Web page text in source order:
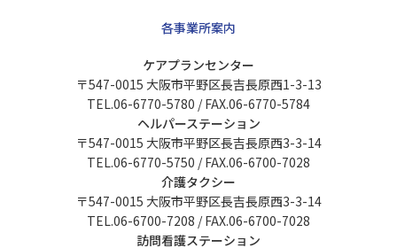
各事業所案内
ケアプランセンター
〒547-0015 大阪市平野区長吉長原西1-3-13
TEL.06-6770-5780 / FAX.06-6770-5784
ヘルパーステーション
〒547-0015 大阪市平野区長吉長原西3-3-14
TEL.06-6770-5750 / FAX.06-6700-7028
介護タクシー
〒547-0015 大阪市平野区長吉長原西3-3-14
TEL.06-6700-7208 / FAX.06-6700-7028
訪問看護ステーション